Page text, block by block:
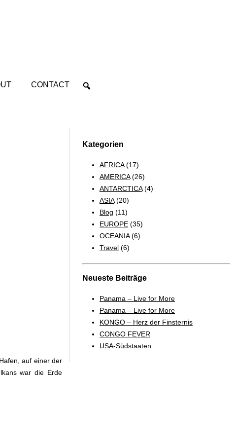
CONTACT
auf einer der
war die Erde
Kategorien
AFRICA(17)
AMERICA(26)
ANTARCTICA(4)
ASIA(20)
Blog (11)
EUROPE (35)
OCEANIA(6)
Travel (6)
Neueste Beiträge
Panama – Live for More
Panama – Live for More
KONGO – Herz der Finsternis
CONGO FEVER
USA-Südstaaten